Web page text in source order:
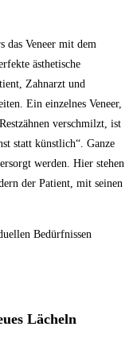
das Veneer mit dem
ästhetische
Zahnarzt und
Ein einzelnes Veneer,
verschmilzt, ist
statt künstlich“. Ganze
werden. Hier stehen
der Patient, mit seinen
Bedürfnissen
Lächeln